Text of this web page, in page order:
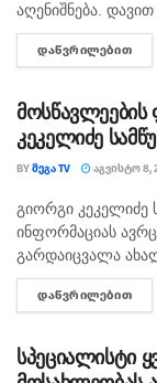
აღენიშნება.
ხუთამდე მოზარდი
თავდამსხმელების
სამეთვალყურეო...
ᲓᲐᲬᲕᲠᲘᲚᲔᲑᲘᲗ
კეკელიძე
BYᲛᲔᲒᲐ TV ᲐᲒᲕᲘᲡᲢᲝ 8,
ᲛᲗᲐᲕᲐᲠᲘ
გიორგი კეკელიძე
ინფორმაციას
გარდაიცვალა
რომელიც თავისი
სიყვარულით
ᲓᲐᲬᲕᲠᲘᲚᲔᲑᲘᲗ
სპეციალისტი